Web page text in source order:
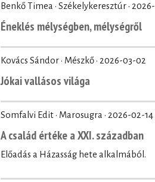
Benkő Timea · Székelykeresztúr ·
Éneklés mélységben, mélységről
Kovács Sándor · Mészkő · 2026-03-02
Jókai vallásos világa
Somfalvi Edit · Marosugra · 2026-02-14
A család értéke a XXI. században
Előadás a Házasság hete alkalmából.